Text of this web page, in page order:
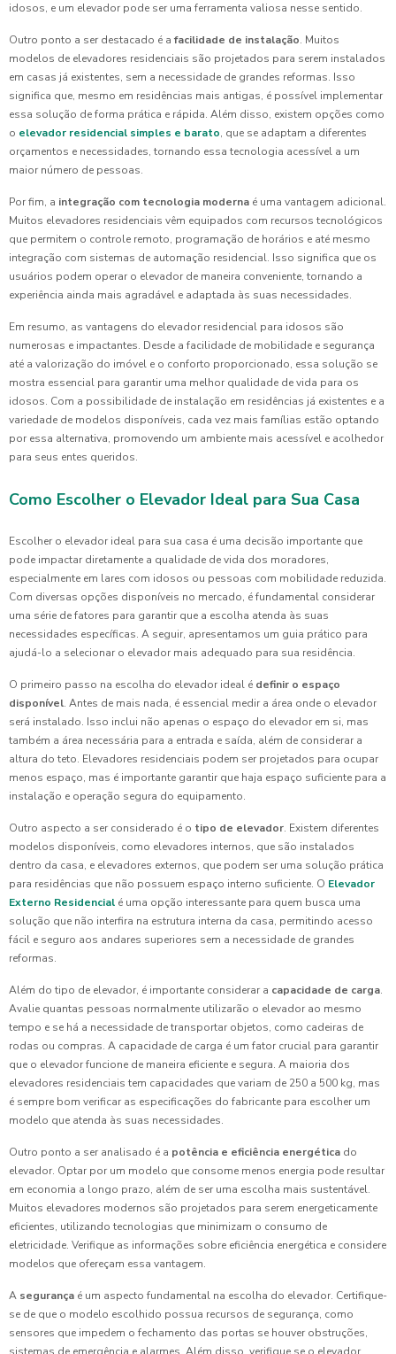
idosos, e um elevador pode ser uma ferramenta valiosa nesse sentido.
Outro ponto a ser destacado é a facilidade de instalação. Muitos
modelos de elevadores residenciais são projetados para serem instalados
em casas já existentes, sem a necessidade de grandes reformas. Isso
significa que, mesmo em residências mais antigas, é possível implementar
essa solução de forma prática e rápida. Além disso, existem opções como
o elevador residencial simples e barato, que se adaptam a diferentes
orçamentos e necessidades, tornando essa tecnologia acessível a um
maior número de pessoas.
Por fim, a integração com tecnologia moderna é uma vantagem adicional.
Muitos elevadores residenciais vêm equipados com recursos tecnológicos
que permitem o controle remoto, programação de horários e até mesmo
integração com sistemas de automação residencial. Isso significa que os
usuários podem operar o elevador de maneira conveniente, tornando a
experiência ainda mais agradável e adaptada às suas necessidades.
Em resumo, as vantagens do elevador residencial para idosos são
numerosas e impactantes. Desde a facilidade de mobilidade e segurança
até a valorização do imóvel e o conforto proporcionado, essa solução se
mostra essencial para garantir uma melhor qualidade de vida para os
idosos. Com a possibilidade de instalação em residências já existentes e a
variedade de modelos disponíveis, cada vez mais famílias estão optando
por essa alternativa, promovendo um ambiente mais acessível e acolhedor
para seus entes queridos.
Como Escolher o Elevador Ideal para Sua Casa
Escolher o elevador ideal para sua casa é uma decisão importante que
pode impactar diretamente a qualidade de vida dos moradores,
especialmente em lares com idosos ou pessoas com mobilidade reduzida.
Com diversas opções disponíveis no mercado, é fundamental considerar
uma série de fatores para garantir que a escolha atenda às suas
necessidades específicas. A seguir, apresentamos um guia prático para
ajudá-lo a selecionar o elevador mais adequado para sua residência.
O primeiro passo na escolha do elevador ideal é definir o espaço
disponível. Antes de mais nada, é essencial medir a área onde o elevador
será instalado. Isso inclui não apenas o espaço do elevador em si, mas
também a área necessária para a entrada e saída, além de considerar a
altura do teto. Elevadores residenciais podem ser projetados para ocupar
menos espaço, mas é importante garantir que haja espaço suficiente para a
instalação e operação segura do equipamento.
Outro aspecto a ser considerado é o tipo de elevador. Existem diferentes
modelos disponíveis, como elevadores internos, que são instalados
dentro da casa, e elevadores externos, que podem ser uma solução prática
para residências que não possuem espaço interno suficiente. O Elevador
Externo Residencial é uma opção interessante para quem busca uma
solução que não interfira na estrutura interna da casa, permitindo acesso
fácil e seguro aos andares superiores sem a necessidade de grandes
reformas.
Além do tipo de elevador, é importante considerar a capacidade de carga.
Avalie quantas pessoas normalmente utilizarão o elevador ao mesmo
tempo e se há a necessidade de transportar objetos, como cadeiras de
rodas ou compras. A capacidade de carga é um fator crucial para garantir
que o elevador funcione de maneira eficiente e segura. A maioria dos
elevadores residenciais tem capacidades que variam de 250 a 500 kg, mas
é sempre bom verificar as especificações do fabricante para escolher um
modelo que atenda às suas necessidades.
Outro ponto a ser analisado é a potência e eficiência energética do
elevador. Optar por um modelo que consome menos energia pode resultar
em economia a longo prazo, além de ser uma escolha mais sustentável.
Muitos elevadores modernos são projetados para serem energeticamente
eficientes, utilizando tecnologias que minimizam o consumo de
eletricidade. Verifique as informações sobre eficiência energética e considere
modelos que ofereçam essa vantagem.
A segurança é um aspecto fundamental na escolha do elevador. Certifique-
se de que o modelo escolhido possua recursos de segurança, como
sensores que impedem o fechamento das portas se houver obstruções,